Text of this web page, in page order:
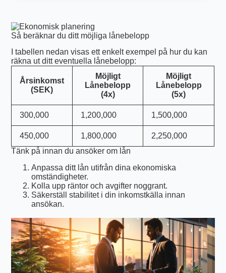
Så beräknar du ditt möjliga lånebelopp
I tabellen nedan visas ett enkelt exempel på hur du kan
räkna ut ditt eventuella lånebelopp:
Årsinkomst
(SEK)
Möjligt
Lånebelopp
(4x)
Möjligt
Lånebelopp
(5x)
300,000 1,200,000 1,500,000
450,000 1,800,000
2,250,000
Tänk på innan du ansöker om lån
Anpassa ditt lån utifrån dina ekonomiska
omständigheter.
Kolla upp räntor och avgifter noggrant.
Säkerställ stabilitet i din inkomstkälla innan
ansökan.